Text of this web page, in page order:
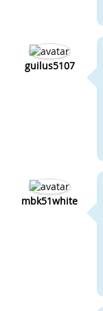
guilus5107
mbk51white